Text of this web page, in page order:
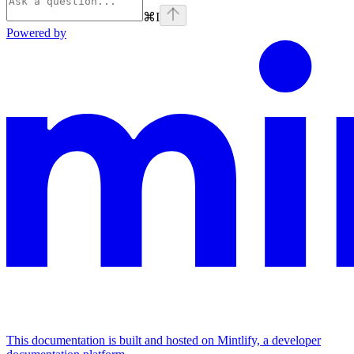
⌘I
Powered by
This documentation is built and hosted on Mintlify, a developer